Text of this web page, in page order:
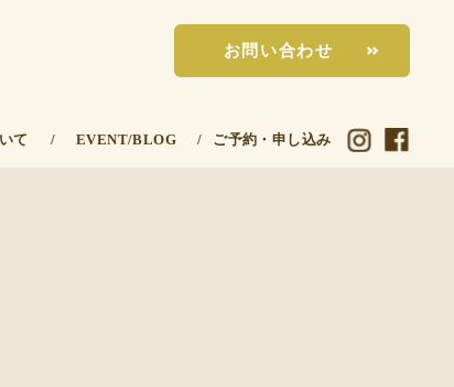
お問い合わせ
て / EVENT/BLOG / ご予約・申し込み